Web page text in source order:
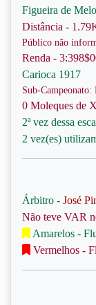
Figueira de Melo
Distância -
Público não
Renda -
Carioca 1917
Sub-Campeonato:
0 Moleques de
2ª vez dessa
2 vez(es)
Árbitro - José
Não teve VAR
Amarelos -
Vermelhos -